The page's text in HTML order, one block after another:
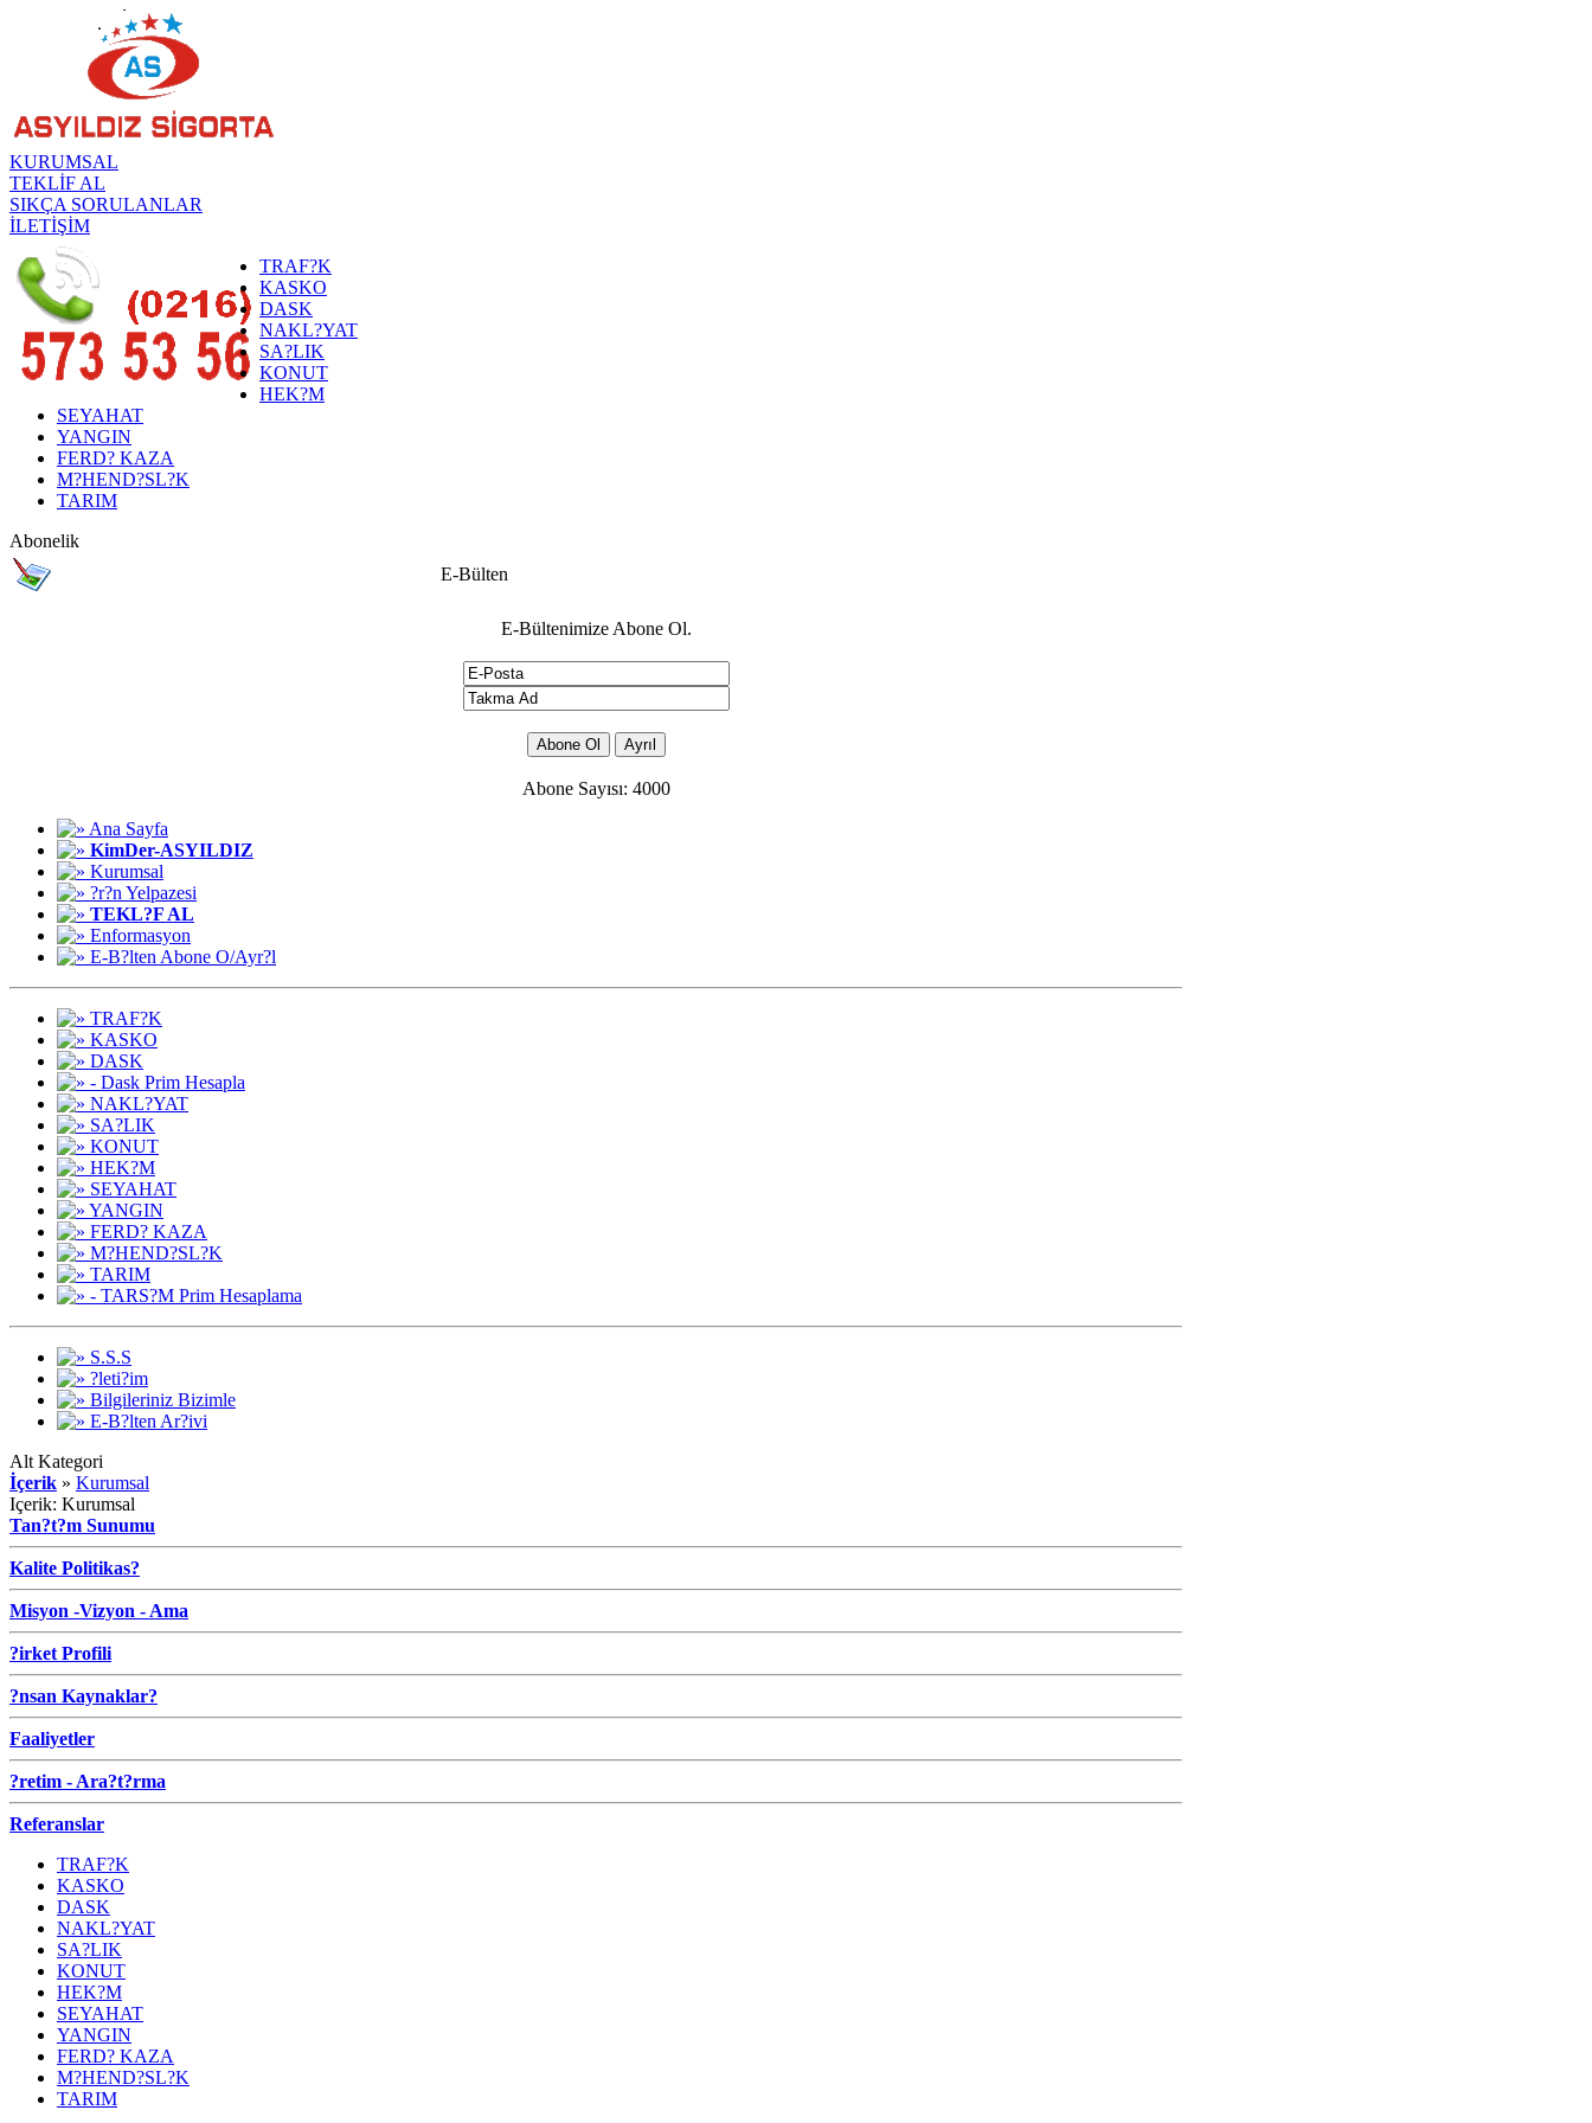
KURUMSAL
TEKLİF AL
SIKÇA SORULANLAR
İLETİŞİM
TRAF?K
KASKO
DASK
NAKL?YAT
SA?LIK
KONUT
HEK?M
SEYAHAT
YANGIN
FERD? KAZA
M?HEND?SL?K
TARIM
Abonelik
E-Bülten
E-Bültenimize Abone Ol.
Abone Sayısı: 4000
Ana Sayfa
KimDer-ASYILDIZ
Kurumsal
?r?n Yelpazesi
TEKL?F AL
Enformasyon
E-B?lten Abone O/Ayr?l
TRAF?K
KASKO
DASK
- Dask Prim Hesapla
NAKL?YAT
SA?LIK
KONUT
HEK?M
SEYAHAT
YANGIN
FERD? KAZA
M?HEND?SL?K
TARIM
- TARS?M Prim Hesaplama
S.S.S
?leti?im
Bilgileriniz Bizimle
E-B?lten Ar?ivi
Alt Kategori
İçerik » Kurumsal
Içerik: Kurumsal
Tan?t?m Sunumu
Kalite Politikas?
Misyon -Vizyon - Ama
?irket Profili
?nsan Kaynaklar?
Faaliyetler
?retim - Ara?t?rma
Referanslar
TRAF?K
KASKO
DASK
NAKL?YAT
SA?LIK
KONUT
HEK?M
SEYAHAT
YANGIN
FERD? KAZA
M?HEND?SL?K
TARIM